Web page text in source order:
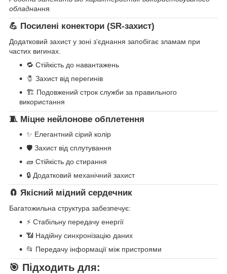
обладнання.
💪 Посилені конектори (SR-захист)
Додатковий захист у зоні з’єднання запобігає зламам при
частих вигинах.
🔁 Стійкість до навантажень
🧷 Захист від перегинів
🏗 Подовжений строк служби за правильного
використання
🧵 Міцне нейлонове обплетення
✨ Елегантний сірий колір
🛡 Захист від сплутування
🧱 Стійкість до стирання
🔒 Додатковий механічний захист
🧲 Якісний мідний сердечник
Багатожильна структура забезпечує:
⚡ Стабільну передачу енергії
📶 Надійну синхронізацію даних
📂 Передачу інформації між пристроями
🎯 Підходить для: